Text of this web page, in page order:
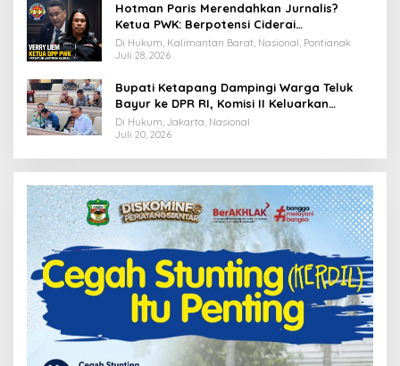
Hotman Paris Merendahkan Jurnalis?
Ketua PWK: Berpotensi Ciderai
Penghormatan
Di Hukum, Kalimantan Barat, Nasional, Pontianak
Juli 28, 2026
Bupati Ketapang Dampingi Warga Teluk
Bayur ke DPR RI, Komisi II Keluarkan
Rekomendasi Tegas Soal Konflik Lahan PT
PTS
Di Hukum, Jakarta, Nasional
Juli 20, 2026